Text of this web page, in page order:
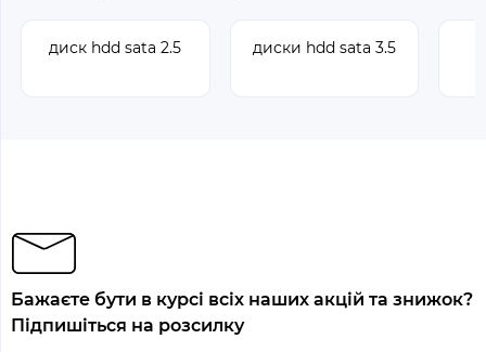
диск hdd sata 2.5 диски hdd sata 3.5
Бажаєте бути в курсі всіх наших акцій та знижок?
Підпишіться на розсилку